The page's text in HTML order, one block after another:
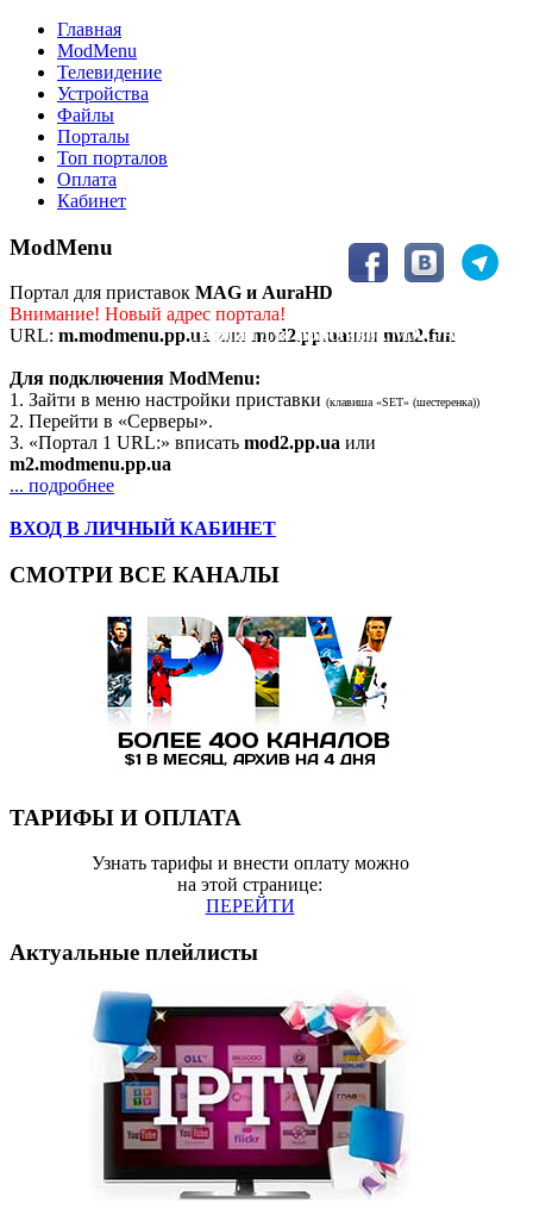
Главная
ModMenu
Телевидение
Устройства
Файлы
Порталы
Топ порталов
Оплата
Кабинет
Портал для приставок MAG/AuraHD
ModMenu
Портал для приставок MAG и AuraHD
Внимание! Новый адрес портала!
URL: m.modmenu.pp.ua или mod2.pp.uaили mm2.fun
Для подключения ModMenu:
1. Зайти в меню настройки приставки (клавиша «SET» (шестеренка))
2. Перейти в «Серверы».
3. «Портал 1 URL:» вписать mod2.pp.ua или
m2.modmenu.pp.ua
... подробнее
ВХОД В ЛИЧНЫЙ КАБИНЕТ
СМОТРИ ВСЕ КАНАЛЫ
ТАРИФЫ И ОПЛАТА
Узнать тарифы и внести оплату можно
на этой странице:
ПЕРЕЙТИ
Актуальные плейлисты